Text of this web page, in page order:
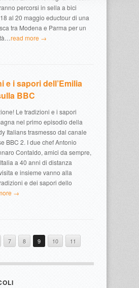
percorsi in sella a bici
al 20 maggio eductour di una
tra Modena e Parma per un
read more →
e i sapori dell’Emilia
BBC
Le tradizioni e i sapori
nel primo episodio della
Italians trasmesso dal canale
BBC 2. I due chef Antonio
Contaldo, amici da sempre,
a 40 anni di distanza
e insieme vanno alla
e dei sapori dello
→
7 8 9 10 11